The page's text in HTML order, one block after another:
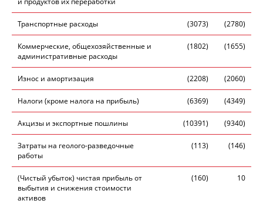
Транспортные расходы (3073) (2780)
Коммерческие, общехозяйственные и
административные расходы
(1802) (1655)
Износ и амортизация (2208) (2060)
Налоги (кроме налога на прибыль) (6369) (4349)
Акцизы и экспортные пошлины (10391) (9340)
Затраты на геолого-разведочные
работы
(113) (146)
(Чистый убыток) чистая прибыль от
выбытия и снижения стоимости
активов
(160) 10